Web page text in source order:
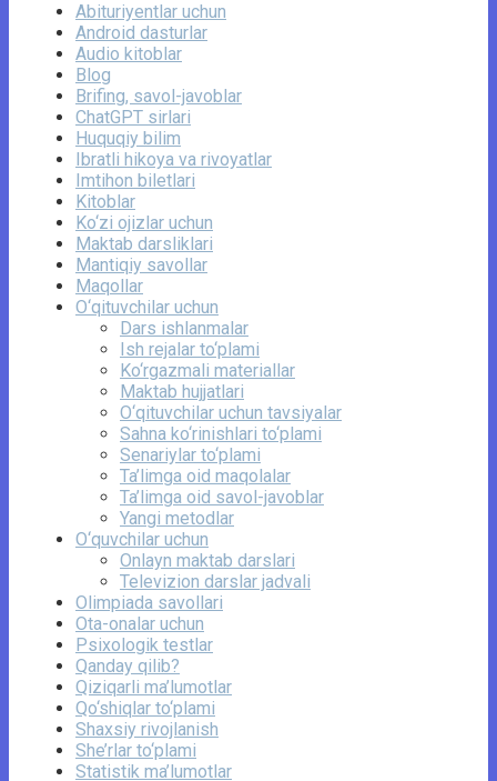
Abituriyentlar uchun
Android dasturlar
Audio kitoblar
Blog
Brifing, savol-javoblar
ChatGPT sirlari
Huquqiy bilim
Ibratli hikoya va rivoyatlar
Imtihon biletlari
Kitoblar
Ko‘zi ojizlar uchun
Maktab darsliklari
Mantiqiy savollar
Maqollar
O‘qituvchilar uchun
Dars ishlanmalar
Ish rejalar to‘plami
Ko‘rgazmali materiallar
Maktab hujjatlari
O‘qituvchilar uchun tavsiyalar
Sahna ko‘rinishlari to‘plami
Senariylar to‘plami
Ta’limga oid maqolalar
Ta’limga oid savol-javoblar
Yangi metodlar
O‘quvchilar uchun
Onlayn maktab darslari
Televizion darslar jadvali
Olimpiada savollari
Ota-onalar uchun
Psixologik testlar
Qanday qilib?
Qiziqarli ma’lumotlar
Qo‘shiqlar to‘plami
Shaxsiy rivojlanish
She’rlar to‘plami
Statistik ma’lumotlar